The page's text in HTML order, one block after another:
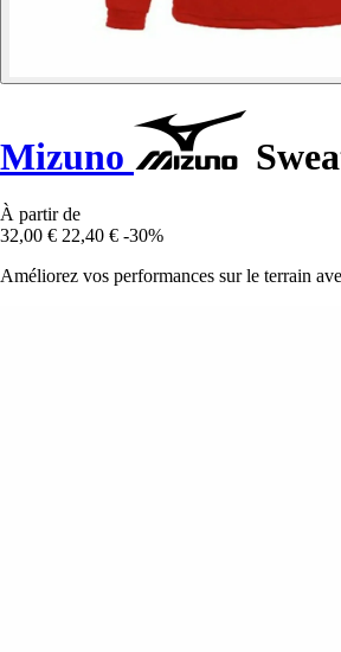
Mizuno
À partir de
32,00 € 22,40 € -30%
Améliorez vos performances sur le terrain